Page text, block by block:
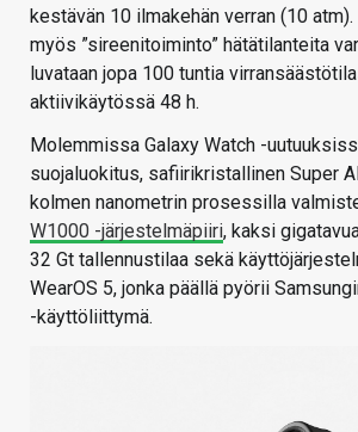
kestävän 10 ilmakehän verran (10
myös ”sireenitoiminto” hätätilanteita
luvataan jopa 100 tuntia
aktiivikäytössä 48 h.
Molemmissa Galaxy Watch -
suojaluokitus, safiirikristallinen Super
kolmen nanometrin prosessilla
W1000 -järjestelmäpiiri, kaksi
32 Gt tallennustilaa sekä
WearOS 5, jonka päällä pyörii
-käyttöliittymä.